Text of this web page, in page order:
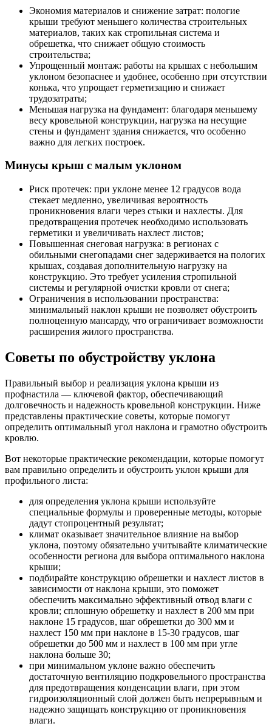
Экономия материалов и снижение затрат: пологие
крыши требуют меньшего количества строительных
материалов, таких как стропильная система и
обрешетка, что снижает общую стоимость
строительства;
Упрощенный монтаж: работы на крышах с небольшим
уклоном безопаснее и удобнее, особенно при отсутствии
конька, что упрощает герметизацию и снижает
трудозатраты;
Меньшая нагрузка на фундамент: благодаря меньшему
весу кровельной конструкции, нагрузка на несущие
стены и фундамент здания снижается, что особенно
важно для легких построек.
Минусы крыш с малым уклоном
Риск протечек: при уклоне менее 12 градусов вода
стекает медленно, увеличивая вероятность
проникновения влаги через стыки и нахлесты. Для
предотвращения протечек необходимо использовать
герметики и увеличивать нахлест листов;
Повышенная снеговая нагрузка: в регионах с
обильными снегопадами снег задерживается на пологих
крышах, создавая дополнительную нагрузку на
конструкцию. Это требует усиления стропильной
системы и регулярной очистки кровли от снега;
Ограничения в использовании пространства:
минимальный наклон крыши не позволяет обустроить
полноценную мансарду, что ограничивает возможности
расширения жилого пространства.
Советы по обустройству уклона
Правильный выбор и реализация уклона крыши из
профнастила — ключевой фактор, обеспечивающий
долговечность и надежность кровельной конструкции. Ниже
представлены практические советы, которые помогут
определить оптимальный угол наклона и грамотно обустроить
кровлю.
Вот некоторые практические рекомендации, которые помогут
вам правильно определить и обустроить уклон крыши для
профильного листа:
для определения уклона крыши используйте
специальные формулы и проверенные методы, которые
дадут стопроцентный результат;
климат оказывает значительное влияние на выбор
уклона, поэтому обязательно учитывайте климатические
особенности региона для выбора оптимального наклона
крыши;
подбирайте конструкцию обрешетки и нахлест листов в
зависимости от наклона крыши, это поможет
обеспечить максимально эффективный отвод влаги с
кровли; сплошную обрешетку и нахлест в 200 мм при
наклоне 15 градусов, шаг обрешетки до 300 мм и
нахлест 150 мм при наклоне в 15-30 градусов, шаг
обрешетки до 500 мм и нахлест в 100 мм при угле
наклона больше 30;
при минимальном уклоне важно обеспечить
достаточную вентиляцию подкровельного пространства
для предотвращения конденсации влаги, при этом
гидроизоляционный слой должен быть непрерывным и
надежно защищать конструкцию от проникновения
влаги.